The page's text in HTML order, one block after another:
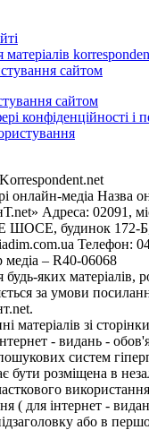
сайтом
сайтом
конфіденційності і
онлайн-медіа Назва
Адреса: 02091,
будинок 172-Б,
Телефон:
медіа – R40-06068
яких матеріалів,
за умови
матеріалів зі
- видань -
систем
бути розміщена в
використання
( для інтернет -
або в